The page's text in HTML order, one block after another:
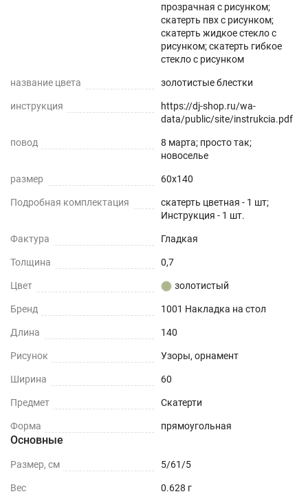
прозрачная с рисунком;
скатерть пвх с рисунком;
скатерть жидкое стекло с
рисунком; скатерть гибкое
стекло с рисунком
название цвета золотистые блестки
инструкция
https://dj-shop.ru/wa-
data/public/site/instrukcia.pdf
повод
8 марта; просто так;
новоселье
размер 60x140
Подробная комплектация
скатерть цветная - 1 шт;
Инструкция - 1 шт.
Фактура Гладкая
Толщина 0,7
Цвет золотистый
Бренд 1001 Накладка на стол
Длина 140
Рисунок Узоры, орнамент
Ширина 60
Предмет Скатерти
Форма прямоугольная
Основные
Размер, см 5/61/5
Вес 0.628 г